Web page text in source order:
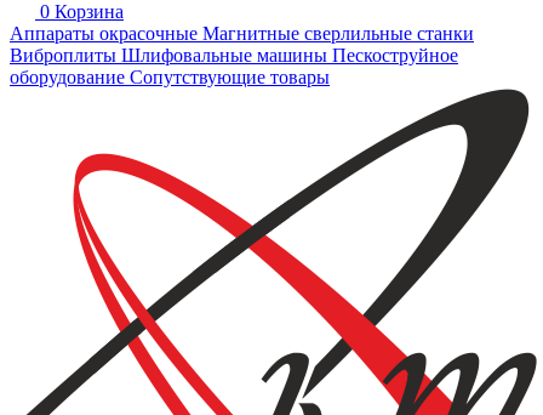
0 Корзина
Аппараты окрасочные Магнитные сверлильные станки
Виброплиты Шлифовальные машины Пескоструйное
оборудование Сопутствующие товары